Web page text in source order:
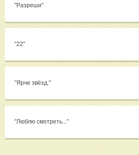
"Разреши"
"22"
"Ярче звёзд."
"Люблю смотреть..."